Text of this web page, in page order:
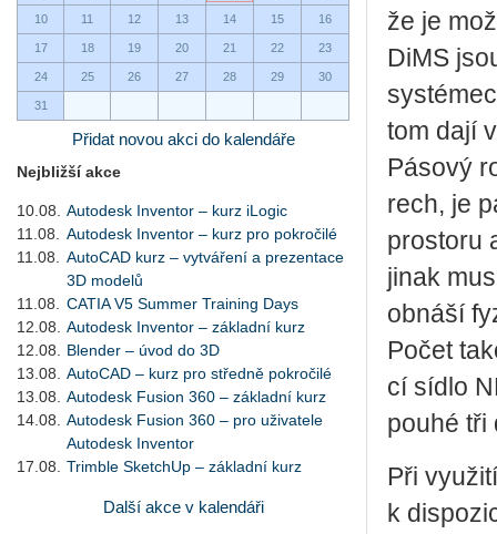
10 11 12 13 14 15 16
17 18 19 20 21 22 23
24 25 26 27 28 29 30
31
Přidat novou akci do kalendáře
Nejbližší akce
10.08.
Autodesk Inventor – kurz iLogic
11.08.
Autodesk Inventor – kurz pro pokročilé
11.08.
AutoCAD kurz – vytváření a prezentace
3D modelů
11.08.
CATIA V5 Summer Training Days
12.08.
Autodesk Inventor – základní kurz
12.08.
Blender – úvod do 3D
13.08.
AutoCAD – kurz pro středně pokročilé
13.08.
Autodesk Fusion 360 – základní kurz
14.08.
Autodesk Fusion 360 – pro uživatele
Autodesk Inventor
17.08.
Trimble SketchUp – základní kurz
Další akce v kalendáři
že je
DiMS
tom dají
Pá­so­vý
rech, je
pro­sto­ru
jinak
ob­ná­ší
Počet
cí sídlo
pouhé tři
Při
k